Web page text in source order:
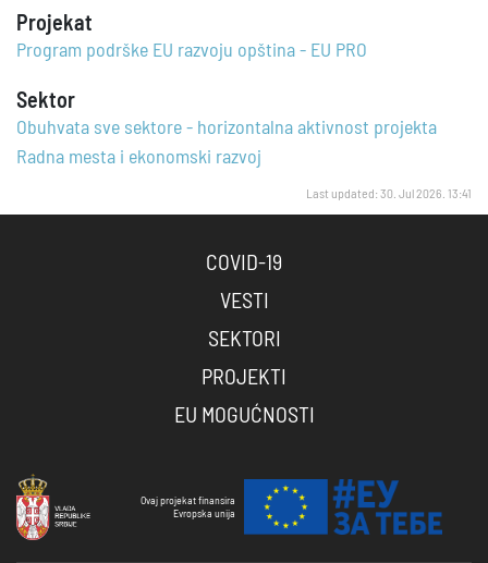
Projekat
Program podrške EU razvoju opština - EU PRO
Sektor
Obuhvata sve sektore - horizontalna aktivnost projekta
Radna mesta i ekonomski razvoj
Last updated: 30. Jul 2026. 13:41
COVID-19
VESTI
SEKTORI
PROJEKTI
EU MOGUĆNOSTI
Ovaj projekat finansira
Evropska unija